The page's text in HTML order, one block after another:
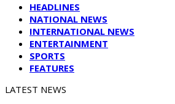
HEADLINES
NATIONAL NEWS
INTERNATIONAL NEWS
ENTERTAINMENT
SPORTS
FEATURES
LATEST NEWS